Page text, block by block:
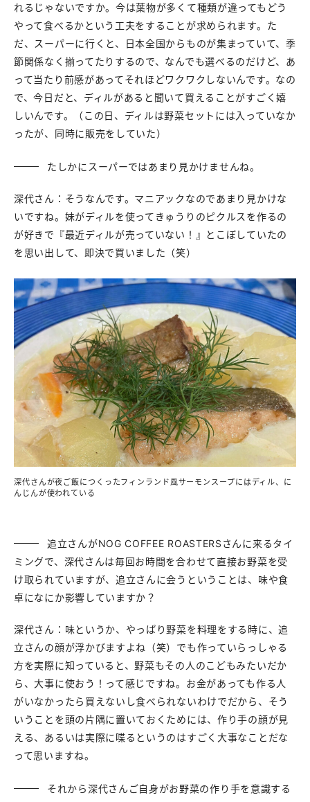
れるじゃないですか。今は葉物が多くて種類が違ってもどう
やって食べるかという工夫をすることが求められます。た
だ、スーパーに行くと、日本全国からものが集まっていて、季
節関係なく揃ってたりするので、なんでも選べるのだけど、あ
って当たり前感があってそれほどワクワクしないんです。なの
で、今日だと、ディルがあると聞いて買えることがすごく嬉
しいんです。（この日、ディルは野菜セットには入っていなか
ったが、同時に販売をしていた）
たしかにスーパーではあまり見かけませんね。
深代さん：そうなんです。マニアックなのであまり見かけな
いですね。妹がディルを使ってきゅうりのピクルスを作るの
が好きで『最近ディルが売っていない！』とこぼしていたの
を思い出して、即決で買いました（笑）
深代さんが夜ご飯につくったフィンランド風サーモンスープにはディル、に
んじんが使われている
追立さんがNOG COFFEE ROASTERSさんに来るタイ
ミングで、深代さんは毎回お時間を合わせて直接お野菜を受
け取られていますが、追立さんに会うということは、味や食
卓になにか影響していますか？
深代さん：味というか、やっぱり野菜を料理をする時に、追
立さんの顔が浮かびますよね（笑）でも作っていらっしゃる
方を実際に知っていると、野菜もその人のこどもみたいだか
ら、大事に使おう！って感じですね。お金があっても作る人
がいなかったら買えないし食べられないわけでだから、そう
いうことを頭の片隅に置いておくためには、作り手の顔が見
える、あるいは実際に喋るというのはすごく大事なことだな
って思いますね。
それから深代さんご自身がお野菜の作り手を意識する